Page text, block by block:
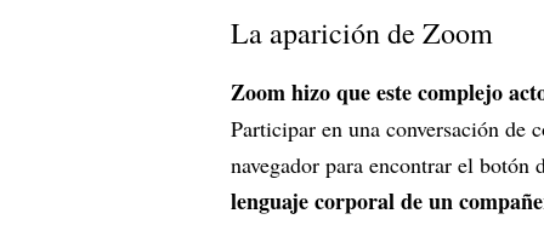
La aparición de Zoom
Zoom hizo que este complejo
Participar en una conversación de
navegador para encontrar el
lenguaje corporal de un